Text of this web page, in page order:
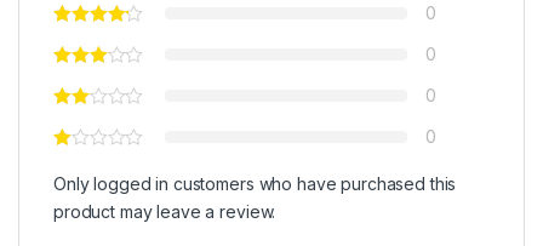
0
0
0
0
Only logged in customers who have purchased this
product may leave a review.